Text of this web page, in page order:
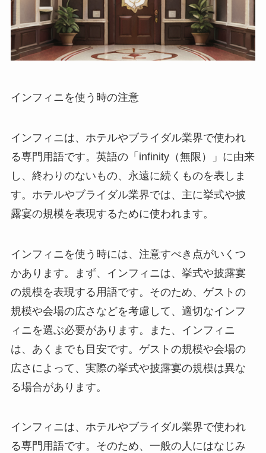
インフィニを使う時の注意
インフィニは、ホテルやブライダル業界で使われ
る専門用語です。英語の「infinity（無限）」に由来
し、終わりのないもの、永遠に続くものを表しま
す。ホテルやブライダル業界では、主に挙式や披
露宴の規模を表現するために使われます。
インフィニを使う時には、注意すべき点がいくつ
かあります。
まず、インフィニは、挙式や披露宴
の規模を表現する用語です。そのため、ゲストの
規模や会場の広さなどを考慮して、適切なインフ
ィニを選ぶ必要があります。
また、インフィニ
は、あくまでも目安です。ゲストの規模や会場の
広さによって、実際の挙式や披露宴の規模は異な
る場合があります。
インフィニは、ホテルやブライダル業界で使われ
る専門用語です。そのため、一般の人にはなじみ